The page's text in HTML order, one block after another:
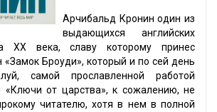
Арчибальд Кронин один из
выдающихся английских
XX века, славу которому принес
Броуди», который и по сей день
самой прославленной работой
«Ключи от царства», к сожалению, не
читателю, хотя в нем в полной